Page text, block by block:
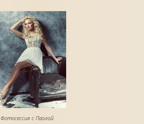
Фотосессия с Паолой